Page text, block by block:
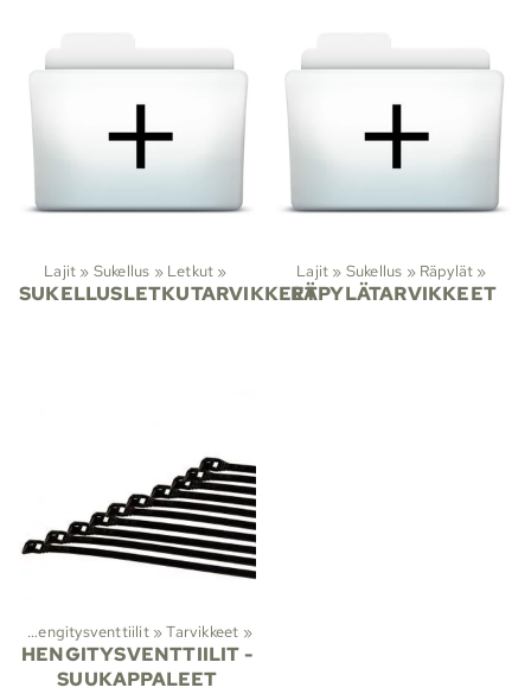
Lajit ‪» Sukellus ‪» Letkut ‪»
SUKELLUSLETKUTARVIKKEET
Lajit ‪» Sukellus ‪» Räpylät ‪»
RÄPYLÄTARVIKKEET
Hengitysventtiilit ‪»Tarvikkeet ‪»
HENGITYSVENTTIILIT -
SUUKAPPALEET